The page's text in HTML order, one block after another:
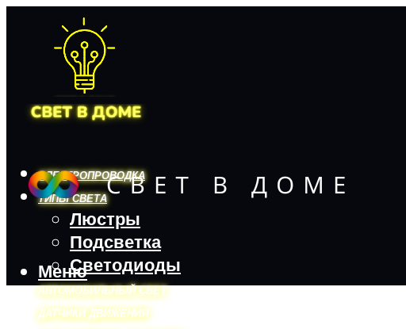
ЭЛЕКТРОПРОВОДКА
ТИПЫ СВЕТА
Люстры
Подсветка
Светодиоды
АВТОМОБИЛЬНЫЙ СВЕТ
ДАТЧИКИ ДВИЖЕНИЯ
Меню